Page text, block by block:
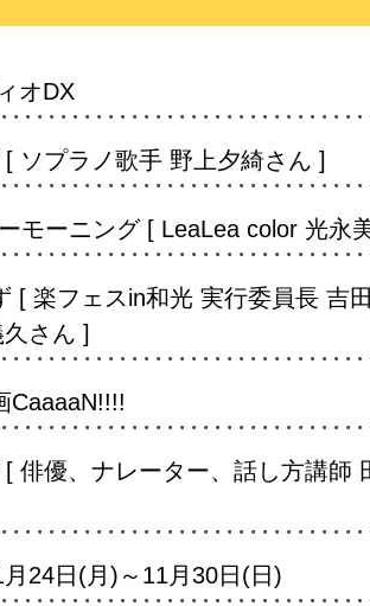
オDX
ソプラノ歌手 野上夕綺さん ]
モーニング [ LeaLea color 光永
[ 楽フェスin和光 実行委員長 吉
さん ]
CaaaaN!!!!
俳優、ナレーター、話し方講師
24日(月)～11月30日(日)